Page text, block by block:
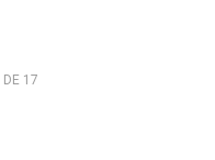
DE 17